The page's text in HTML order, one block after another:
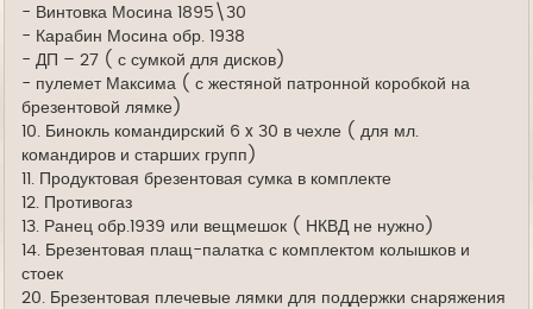
- Винтовка Мосина 1895\30
- Карабин Мосина обр. 1938
- ДП – 27 ( с сумкой для дисков)
- пулемет Максима ( с жестяной патронной коробкой на
брезентовой лямке)
10. Бинокль командирский 6 x 30 в чехле ( для мл.
командиров и старших групп)
11. Продуктовая брезентовая сумка в комплекте
12. Противогаз
13. Ранец обр.1939 или вещмешок ( НКВД не нужно)
14. Брезентовая плащ-палатка с комплектом колышков и
стоек
20. Брезентовая плечевые лямки для поддержки снаряжения